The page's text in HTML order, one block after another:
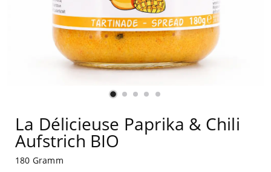
La Délicieuse Paprika & Chili
Aufstrich BIO
180 Gramm